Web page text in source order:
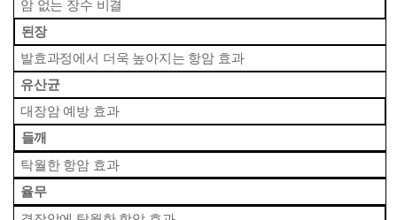
암 없는 장수 비결
된장
발효과정에서 더욱 높아지는 항암 효과
유산균
대장암 예방 효과
들깨
탁월한 항암 효과
율무